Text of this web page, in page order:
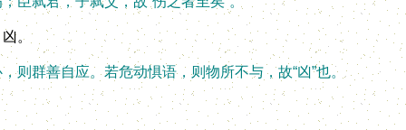
。
善自应。若危动惧语，则物所不与，故“凶”也。